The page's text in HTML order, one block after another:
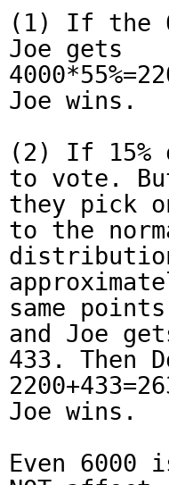
(1) If the
Joe gets
Joe wins.
(2) If 15%
to vote.
they pick
to the
same
and Joe
433. Then
Joe wins.
Even